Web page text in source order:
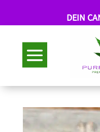
DEIN
Abholung nach Termin